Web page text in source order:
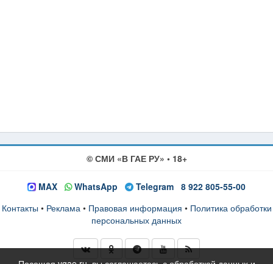
© СМИ «В ГАЕ РУ» • 18+
MAX WhatsApp Telegram 8 922 805-55-00
Контакты • Реклама• Правовая информация • Политика обработки
персональных данных